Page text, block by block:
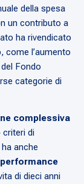
della spesa
un contributo a
ha rivendicato
come l’aumento
Fondo
categorie di
complessiva
criteri di
anche
performance
di dieci anni